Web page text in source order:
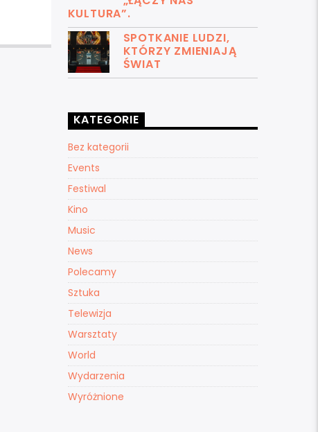
KULTURA”.
SPOTKANIE LUDZI,
KTÓRZY ZMIENIAJĄ
ŚWIAT
KATEGORIE
Bez kategorii
Events
Festiwal
Kino
Music
News
Polecamy
Sztuka
Telewizja
Warsztaty
World
Wydarzenia
Wyróżnione